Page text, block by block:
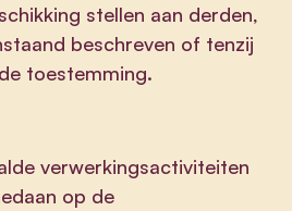
stellen aan derden,
beschreven of tenzij
toestemming.
op de